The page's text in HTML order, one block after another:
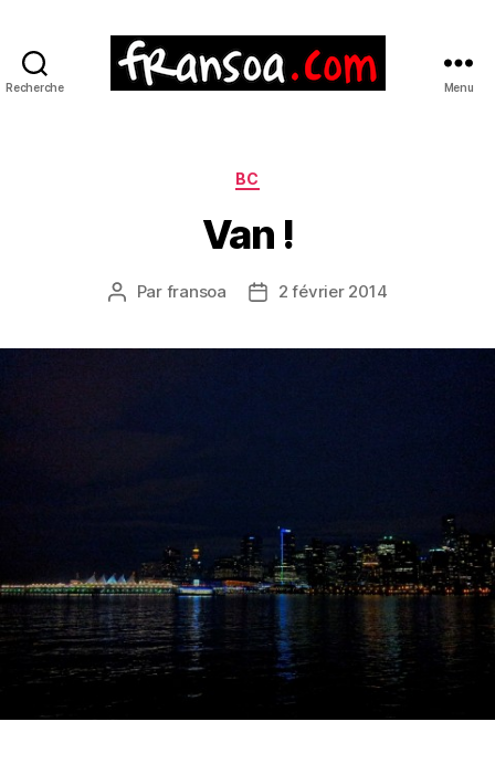
Recherche Menu
Catégories
BC
Van !
Auteur
Par fransoa
Date2 février 2014